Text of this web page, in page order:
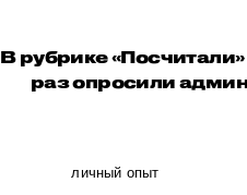
В рубрике
раз опросили
личный опыт